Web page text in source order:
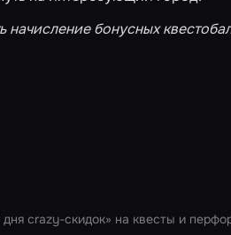
начислениебонусных
дня crazy-скидок» на квесты и